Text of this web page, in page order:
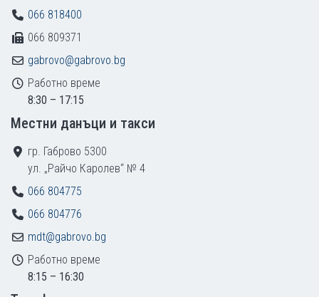
066 818400
066 809371
gabrovo@gabrovo.bg
Работно време
8:30 – 17:15
Местни данъци и такси
гр. Габрово 5300
ул. „Райчо Каролев“ № 4
066 804775
066 804776
mdt@gabrovo.bg
Работно време
8:15 – 16:30